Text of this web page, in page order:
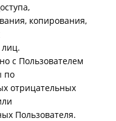
копирования,
с Пользователем
по
отрицательных
Пользователя.